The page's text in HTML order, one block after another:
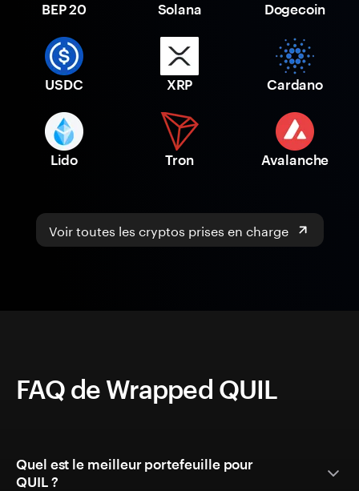
BEP 20 Solana Dogecoin
USDC XRP Cardano
Lido Tron Avalanche
Voir toutes les cryptos prises en charge
FAQ de Wrapped QUIL
Quel est le meilleur portefeuille pour
QUIL ?